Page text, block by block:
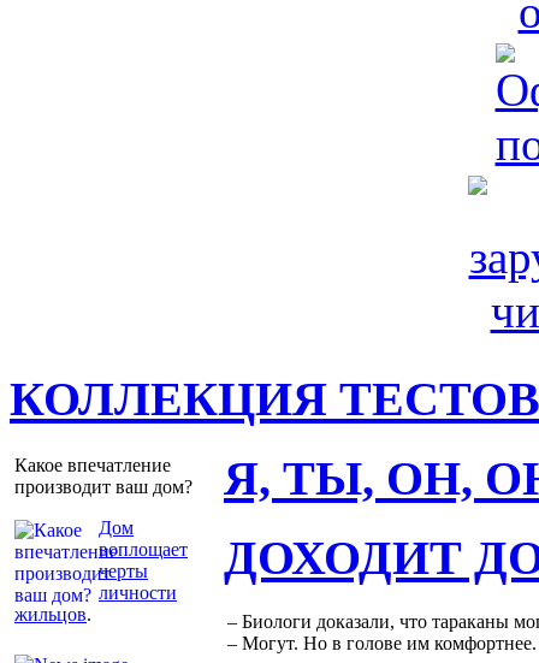
КОЛЛЕКЦИЯ ТЕСТОВ
Какое впечатление
производит ваш дом?
Дом
воплощает
черты
личности
жильцов.
Я, ТЫ, ОН,
ДОХОДИТ
– Биологи доказали, что тараканы
– Могут. Но в голове им комфортнее.